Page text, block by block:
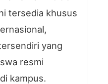
tersedia khusus
yang
resmi
kampus.